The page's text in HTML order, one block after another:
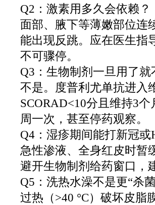
Q2：激素用多久会依赖？
面部、腋下等薄嫩部位连
能出现反跳。应在医生指
不可骤停。
Q3：生物制剂一旦用了就
不是。度普利尤单抗进入
SCORAD<10分且维持3
周一次，甚至停药观察。
Q4：湿疹期间能打新冠或
急性渗液、全身红皮时暂
避开生物制剂给药窗口，
Q5：洗热水澡不是更“杀
过热（>40 °C）破坏皮脂